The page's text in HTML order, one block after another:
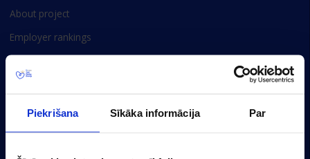
Piekrišana Sīkāka informācija Par
About project
Employer rankings
Privacy policy
Cookie settings